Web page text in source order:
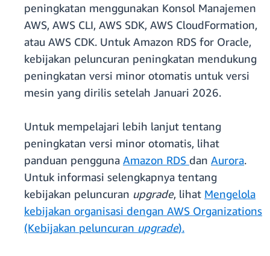
peningkatan menggunakan Konsol Manajemen
AWS, AWS CLI, AWS SDK, AWS CloudFormation,
atau AWS CDK. Untuk Amazon RDS for Oracle,
kebijakan peluncuran peningkatan mendukung
peningkatan versi minor otomatis untuk versi
mesin yang dirilis setelah Januari 2026.
Untuk mempelajari lebih lanjut tentang
peningkatan versi minor otomatis, lihat
panduan pengguna Amazon RDS dan Aurora.
Untuk informasi selengkapnya tentang
kebijakan peluncuran upgrade, lihat Mengelola
kebijakan organisasi dengan AWS Organizations
(Kebijakan peluncuran upgrade).